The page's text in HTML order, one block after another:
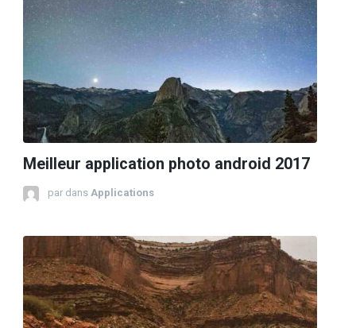
Meilleur application photo android 2017
par dans Applications